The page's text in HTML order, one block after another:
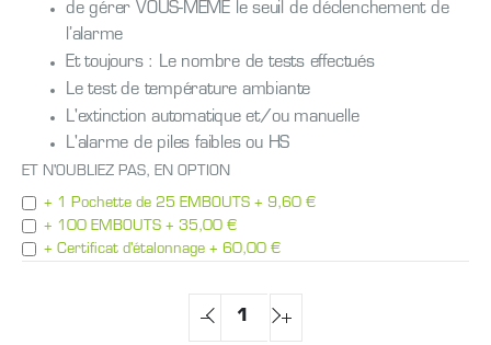
de gérer VOUS-MÊME le seuil de déclenchement de
l’alarme
Et toujours : Le nombre de tests effectués
Le test de température ambiante
L'extinction automatique et/ou manuelle
L'alarme de piles faibles ou HS
ET N'OUBLIEZ PAS, EN OPTION
+ 1 Pochette de 25 EMBOUTS+9,60 €
+ 100 EMBOUTS+35,00 €
+ Certificat d'étalonnage+60,00 €